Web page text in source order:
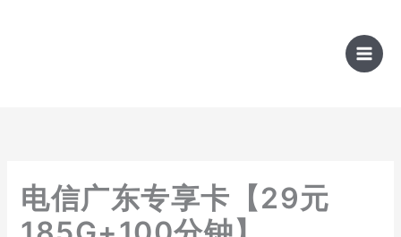
电信广东专享卡【29元